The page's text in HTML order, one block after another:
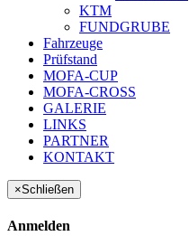
KTM
FUNDGRUBE
Fahrzeuge
Prüfstand
MOFA-CUP
MOFA-CROSS
GALERIE
LINKS
PARTNER
KONTAKT
×Schließen
Anmelden